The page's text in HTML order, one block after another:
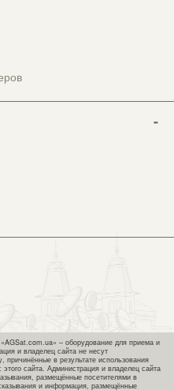
– оборудование для приема и
и владелец сайта не несут
в результате использования
сайта. Администрация и владелец сайта
размещённые посетителями в
и информация, размещённые